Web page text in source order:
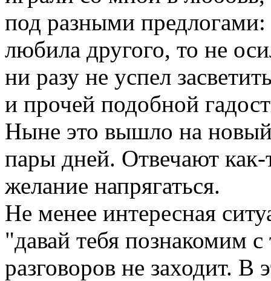
под разными
любила другого, то не
ни разу не успел
и прочей подобной
Ныне это вышло на
пары дней. Отвечают как-
желание напрягаться.
Не менее интересная
"давай тебя познакомим
разговоров не заходит. В